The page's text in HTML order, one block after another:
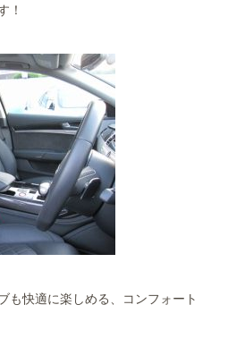
！
も快適に楽しめる、コンフォート